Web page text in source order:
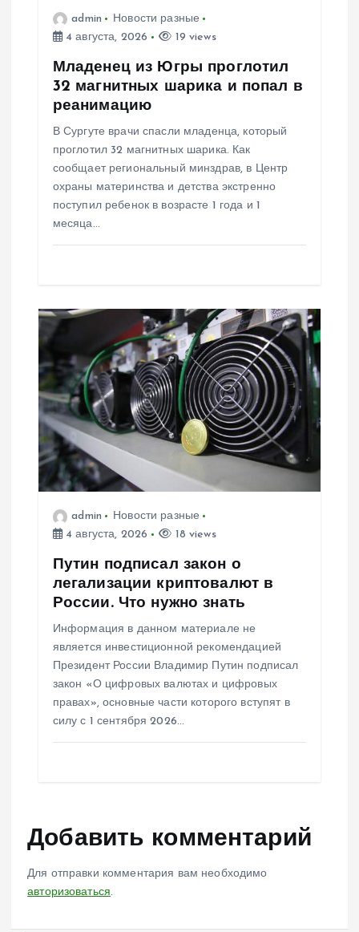
admin
Новости разные
4 августа, 2026
19 views
Младенец из Югры проглотил
32 магнитных шарика и попал в
реанимацию
В Сургуте врачи спасли младенца, который
проглотил 32 магнитных шарика. Как
сообщает региональный минздрав, в Центр
охраны материнства и детства экстренно
поступил ребенок в возрасте 1 года и 1
месяца…
admin
Новости разные
4 августа, 2026
18 views
Путин подписал закон о
легализации криптовалют в
России. Что нужно знать
Информация в данном материале не
является инвестиционной рекомендацией
Президент России Владимир Путин подписал
закон «О цифровых валютах и цифровых
правах», основные части которого вступят в
силу с 1 сентября 2026…
Добавить комментарий
Для отправки комментария вам необходимо
авторизоваться.